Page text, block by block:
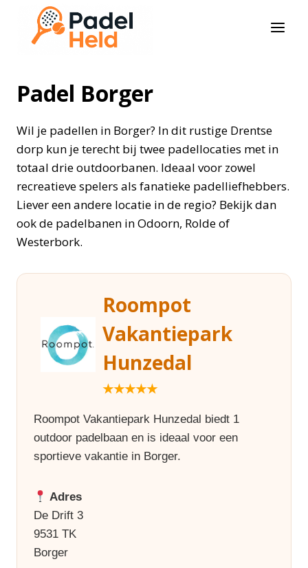
Doorgaan
inhoud
Padel Borger
Wil je padellen in Borger? In dit rustige Drentse
dorp kun je terecht bij twee padellocaties met in
totaal drie outdoorbanen. Ideaal voor zowel
recreatieve spelers als fanatieke padelliefhebbers.
Liever een andere locatie in de regio? Bekijk dan
ook de padelbanen in Odoorn, Rolde of
Westerbork.
Roompot
Vakantiepark
Hunzedal
★★★★★
Roompot Vakantiepark Hunzedal biedt 1
outdoor padelbaan en is ideaal voor een
sportieve vakantie in Borger.
Adres
De Drift 3
9531 TK
Borger